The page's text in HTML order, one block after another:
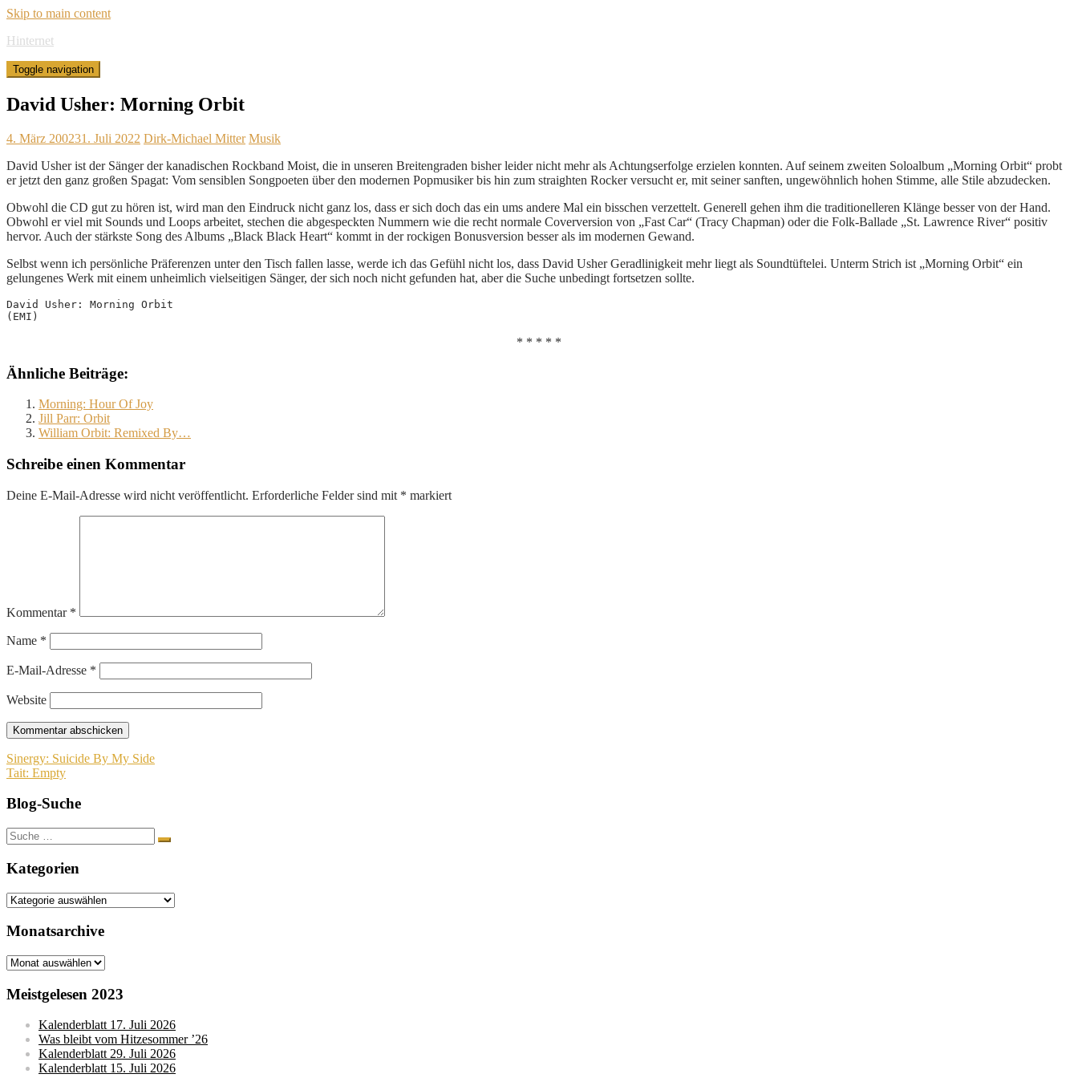
Skip to main content
Hinternet
Toggle navigation
David Usher: Morning Orbit
4. März 200231. Juli 2022 Dirk-Michael Mitter Musik
David Usher ist der Sänger der kanadischen Rockband Moist, die in unseren Breitengraden bisher leider nicht mehr als Achtungserfolge erzielen konnten. Auf seinem zweiten Soloalbum „Morning Orbit“ probt
er jetzt den ganz großen Spagat: Vom sensiblen Songpoeten über den modernen Popmusiker bis hin zum straighten Rocker versucht er, mit seiner sanften, ungewöhnlich hohen Stimme, alle Stile abzudecken.
Obwohl die CD gut zu hören ist, wird man den Eindruck nicht ganz los, dass er sich doch das ein ums andere Mal ein bisschen verzettelt. Generell gehen ihm die traditionelleren Klänge besser von der Hand.
Obwohl er viel mit Sounds und Loops arbeitet, stechen die abgespeckten Nummern wie die recht normale Coverversion von „Fast Car“ (Tracy Chapman) oder die Folk-Ballade „St. Lawrence River“ positiv
hervor. Auch der stärkste Song des Albums „Black Black Heart“ kommt in der rockigen Bonusversion besser als im modernen Gewand.
Selbst wenn ich persönliche Präferenzen unter den Tisch fallen lasse, werde ich das Gefühl nicht los, dass David Usher Geradlinigkeit mehr liegt als Soundtüftelei. Unterm Strich ist „Morning Orbit“ ein
gelungenes Werk mit einem unheimlich vielseitigen Sänger, der sich noch nicht gefunden hat, aber die Suche unbedingt fortsetzen sollte.
David Usher: Morning Orbit
(EMI)
* * * * *
Ähnliche Beiträge:
Morning: Hour Of Joy
Jill Parr: Orbit
William Orbit: Remixed By…
Schreibe einen Kommentar
Deine E-Mail-Adresse wird nicht veröffentlicht. Erforderliche Felder sind mit * markiert
Kommentar *
Name *
E-Mail-Adresse *
Website
Beitragsnavigation
Sinergy: Suicide By My Side
Tait: Empty
Blog-Suche
Suche
nach:
Kategorien
Kategorien
Monatsarchive
Monatsarchive
Meistgelesen 2023
Kalenderblatt 17. Juli 2026
Was bleibt vom Hitzesommer ’26
Kalenderblatt 29. Juli 2026
Kalenderblatt 15. Juli 2026